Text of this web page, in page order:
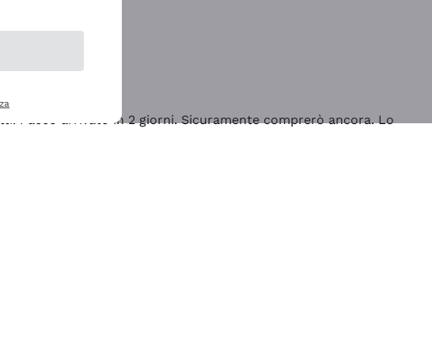
Pacco arrivato in 2 giorni. Sicuramente comprerò ancora. Lo